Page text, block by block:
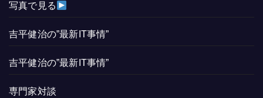
写真で見る
吉平健治の”最新IT事情”
吉平健治の”最新IT事情”
専門家対談